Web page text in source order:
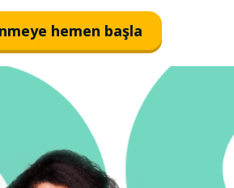
hemen başla